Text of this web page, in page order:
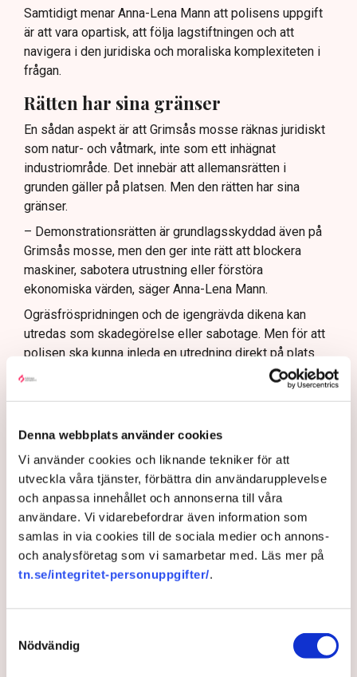
Denna webbplats använder cookies
Vi använder cookies och liknande tekniker för att
utveckla våra tjänster, förbättra din användarupplevelse
och anpassa innehållet och annonserna till våra
användare. Vi vidarebefordrar även information som
samlas in via cookies till de sociala medier och annons-
och analysföretag som vi samarbetar med. Läs mer på
tn.se/integritet-personuppgifter/.
Nödvändig
Samtidigt menar Anna-Lena Mann att polisens uppgift
är att vara opartisk, att följa lagstiftningen och att
navigera i den juridiska och moraliska komplexiteten i
frågan.
Rätten har sina gränser
En sådan aspekt är att Grimsås mosse räknas juridiskt
som natur- och våtmark, inte som ett inhägnat
industriområde. Det innebär att allemansrätten i
grunden gäller på platsen. Men den rätten har sina
gränser.
– Demonstrationsrätten är grundlagsskyddad även på
Grimsås mosse, men den ger inte rätt att blockera
maskiner, sabotera utrustning eller förstöra
ekonomiska värden, säger Anna-Lena Mann.
Ogräsfröspridningen och de igengrävda dikena kan
utredas som skadegörelse eller sabotage. Men för att
polisen ska kunna inleda en utredning direkt på plats
krävs att brottet pågår eller nyss har avslutats, samt
upptagna och kommer att utredas och lagföras, en del i
efterhand. Det är bland annat anledningen till att vi nu
även använder drönare för att dokumentera och säkra
bevis, säger Anna-Lena Mann.
Myndigheter Gripanden Tranemo kommun
Polisen
Svensk Torv : en naturlig råvara
Allemansrätten
Utredningar
Skadegörelse Grimsås